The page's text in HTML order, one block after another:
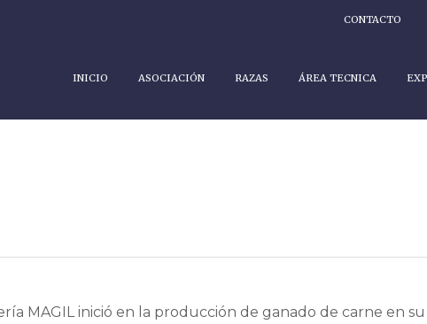
CONTACTO
INICIO ASOCIACIÓN RAZAS ÁREA TECNICA
MAGIL inició en la producción de ganado de carne en